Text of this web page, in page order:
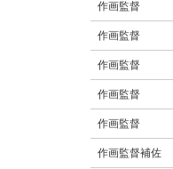
作画監督
作画監督
作画監督
作画監督
作画監督
作画監督補佐